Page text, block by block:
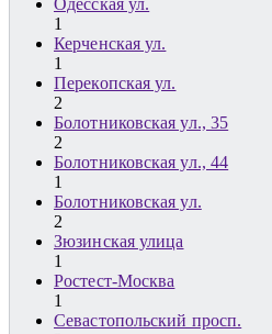
1
Керченская ул.
1
Перекопская ул.
2
Болотниковская ул., 35
2
Болотниковская ул., 44
1
Болотниковская ул.
2
Зюзинская улица
1
Ростест-Москва
1
Севастопольский просп.